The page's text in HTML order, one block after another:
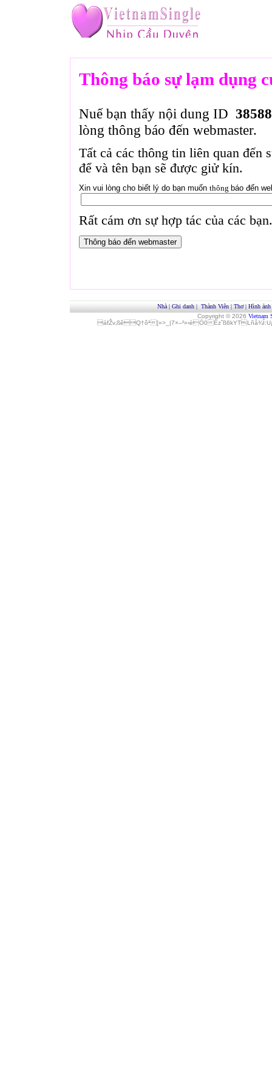
Thông báo sự lạm dụng
Nuế bạn thấy nội dung ID
lòng thông báo đến webmaster.
Tất cả các thông tin liên quan đến
để và tên bạn sẽ được giử kín.
Xin vui lòng cho biết lý do bạn muốn thông báo đến
Rất cám ơn sự hợp tác của các bạn.
Nhà | Ghi danh | Thành Viên | Thơ| Hình ảnh
Copyright © 2026 Vietnam
áfŽv‚ßêQ†ôª[»>_|7×–²»‹èÓ0